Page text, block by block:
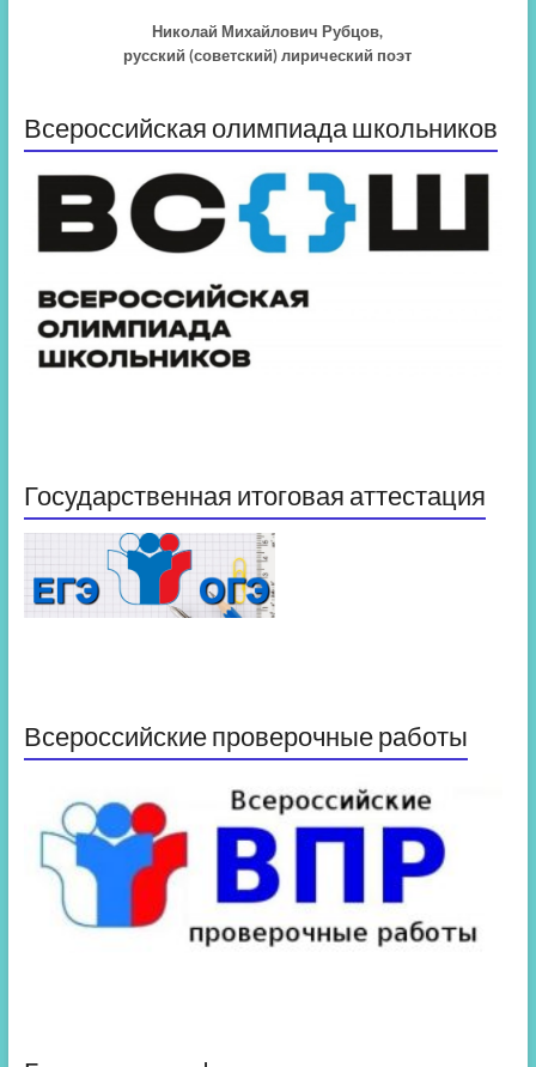
Николай Михайлович Рубцов,
русский (советский) лирический поэт
Всероссийская олимпиада школьников
Государственная итоговая аттестация
Всероссийские проверочные работы